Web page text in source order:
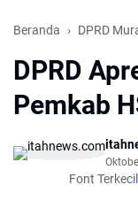
Beranda DPRD
DPRD
Pemkab
Font Terkecil